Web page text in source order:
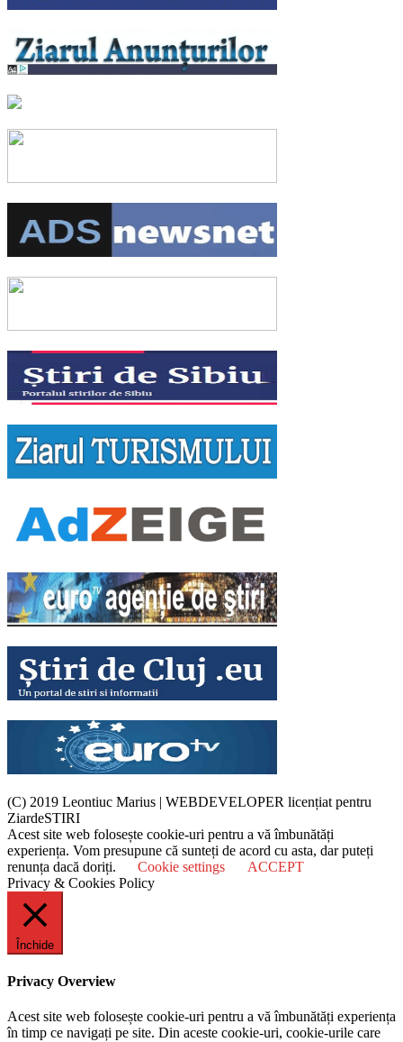
(C) 2019 Leontiuc Marius | WEBDEVELOPER licențiat pentru
ZiardeSTIRI
Acest site web folosește cookie-uri pentru a vă îmbunătăți
experiența. Vom presupune că sunteți de acord cu asta, dar puteți
renunța dacă doriți.
Cookie settings
ACCEPT
Privacy & Cookies Policy
Închide
Privacy Overview
Acest site web folosește cookie-uri pentru a vă îmbunătăți experiența
în timp ce navigați pe site. Din aceste cookie-uri, cookie-urile care